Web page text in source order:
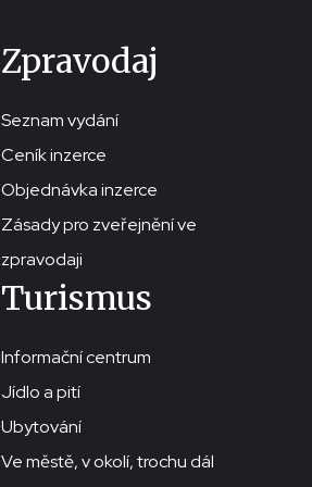
Zpravodaj
Seznam vydání
Ceník inzerce
Objednávka inzerce
Zásady pro zveřejnění ve
zpravodaji
Turismus
Informační centrum
Jídlo a pití
Ubytování
Ve městě, v okolí, trochu dál